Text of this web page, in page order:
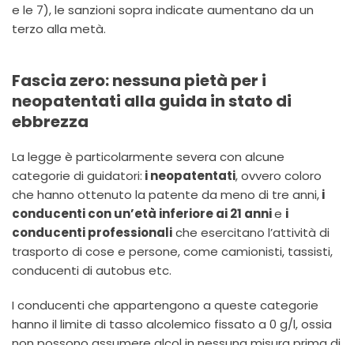
e le 7), le sanzioni sopra indicate aumentano da un
terzo alla metà.
Fascia zero: nessuna pietà per i
neopatentati alla guida in stato di
ebbrezza
La legge è particolarmente severa con alcune
categorie di guidatori: i neopatentati, ovvero coloro
che hanno ottenuto la patente da meno di tre anni,i
conducenti con un’età inferiore ai 21 annie i
conducenti professionaliche esercitano l’attività di
trasporto di cose e persone, come camionisti, tassisti,
conducenti di autobus etc.
I conducenti che appartengono a queste categorie
hanno il limite di tasso alcolemico fissato a 0 g/l, ossia